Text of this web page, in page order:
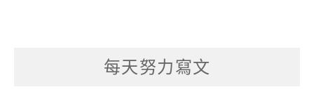
每天努力寫文